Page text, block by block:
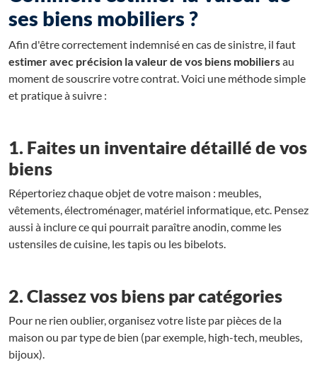
ses biens mobiliers ?
Afin d'être correctement indemnisé en cas de sinistre, il faut
estimer avec précision la valeur de vos biens mobiliersau
moment de souscrire votre contrat. Voici une méthode simple
et pratique à suivre :
1. Faites un inventaire détaillé de vos
biens
Répertoriez chaque objet de votre maison : meubles,
vêtements, électroménager, matériel informatique, etc. Pensez
aussi à inclure ce qui pourrait paraître anodin, comme les
ustensiles de cuisine, les tapis ou les bibelots.
2. Classez vos biens par catégories
Pour ne rien oublier, organisez votre liste par pièces de la
maison ou par type de bien (par exemple, high-tech, meubles,
bijoux).